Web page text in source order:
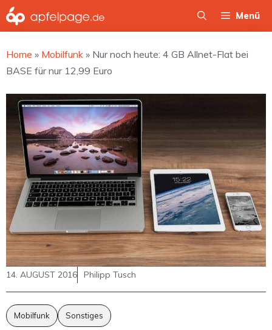
Zum
Inhalt
Menü
Home » Mobilfunk » Nur noch heute: 4 GB Allnet-Flat bei
BASE für nur 12,99 Euro
14. AUGUST 2016 Philipp Tusch
Mobilfunk Sonstiges